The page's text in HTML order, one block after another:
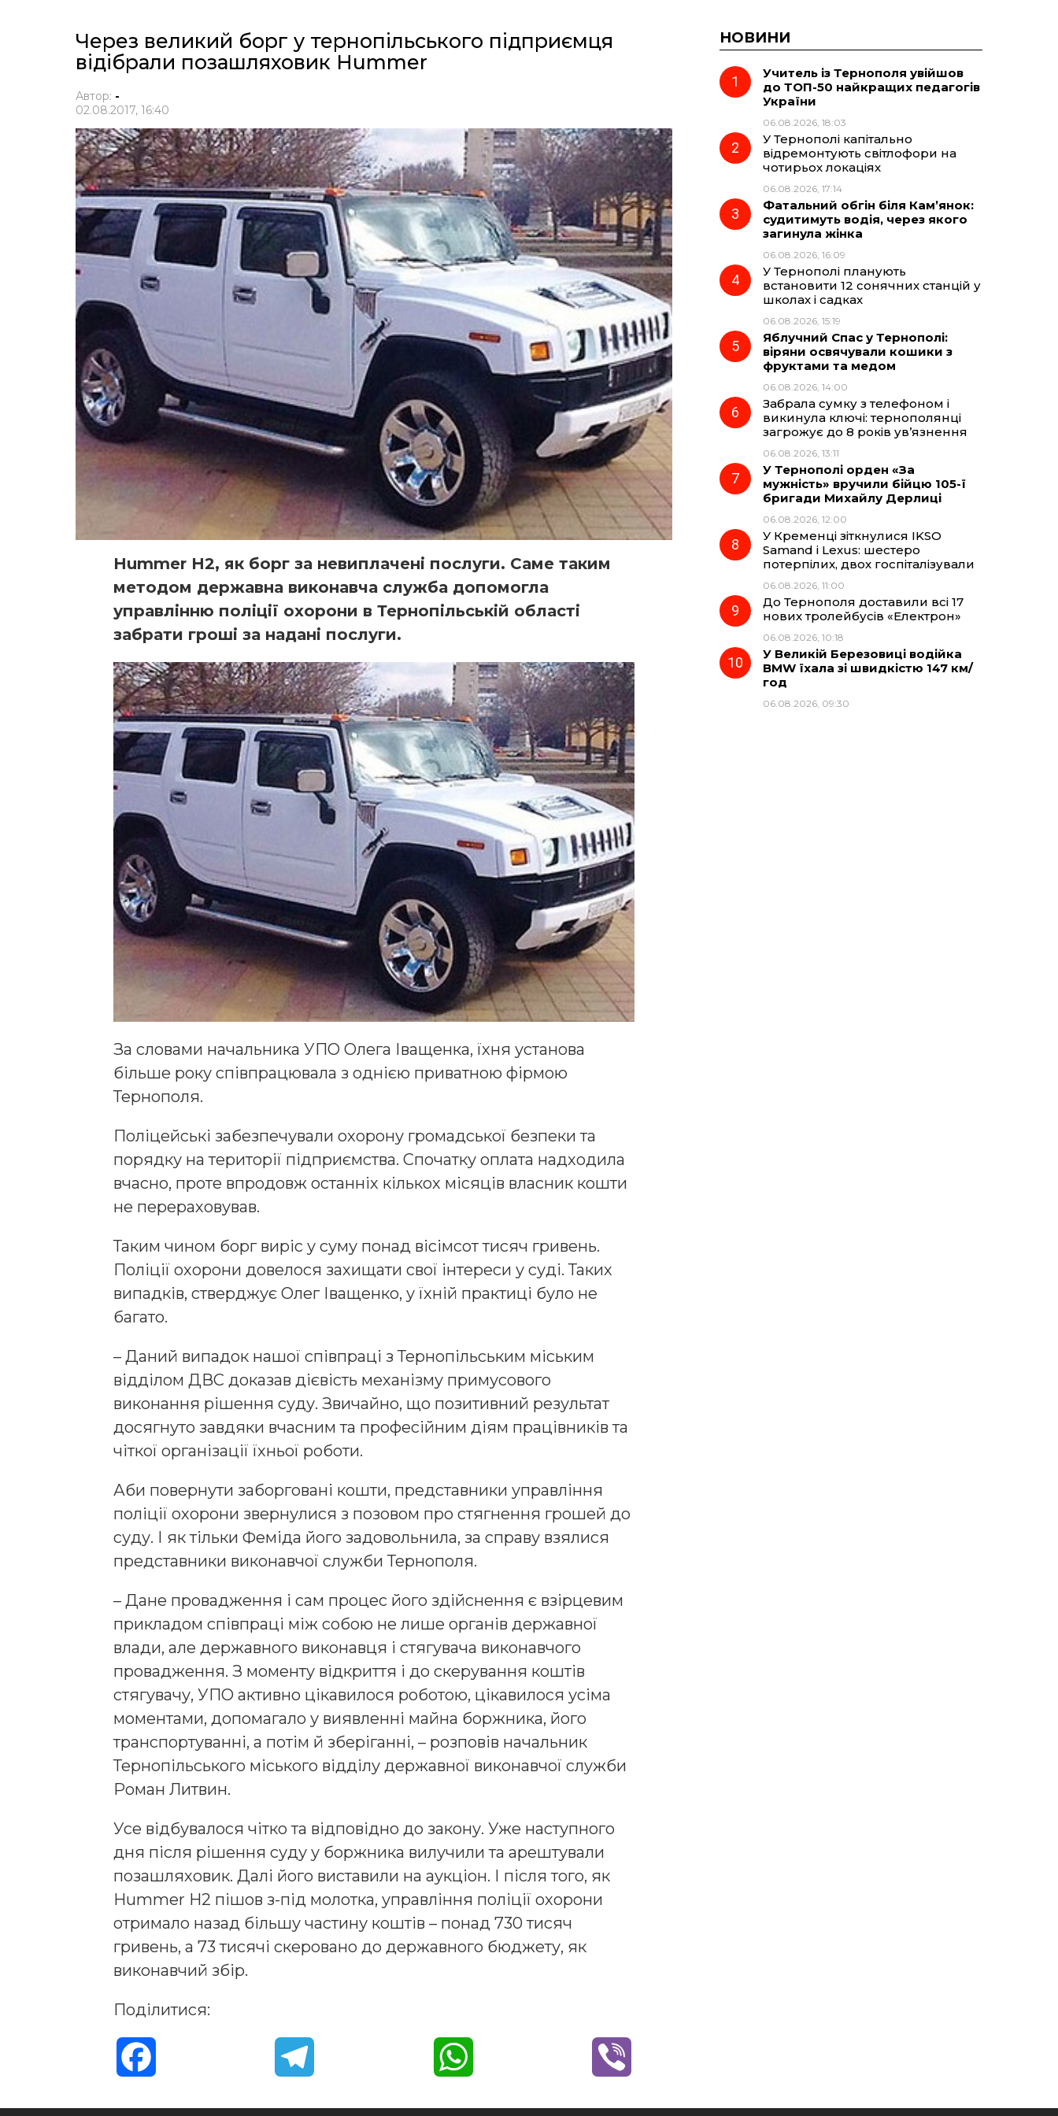
Через великий борг у тернопільського підприємця
відібрали позашляховик Hummer
Автор: -
02.08.2017, 16:40
Hummer H2, як борг за невиплачені послуги. Саме таким
методом державна виконавча служба допомогла
управлінню поліції охорони в Тернопільській області
забрати гроші за надані послуги.
За словами начальника УПО Олега Іващенка, їхня установа
більше року співпрацювала з однією приватною фірмою
Тернополя.
Поліцейські забезпечували охорону громадської безпеки та
порядку на території підприємства. Спочатку оплата надходила
вчасно, проте впродовж останніх кількох місяців власник кошти
не перераховував.
Таким чином борг виріс у суму понад вісімсот тисяч гривень.
Поліції охорони довелося захищати свої інтереси у суді. Таких
випадків, стверджує Олег Іващенко, у їхній практиці було не
багато.
– Даний випадок нашої співпраці з Тернопільським міським
відділом ДВС доказав дієвість механізму примусового
виконання рішення суду. Звичайно, що позитивний результат
досягнуто завдяки вчасним та професійним діям працівників та
чіткої організації їхньої роботи.
Аби повернути заборговані кошти, представники управління
поліції охорони звернулися з позовом про стягнення грошей до
суду. І як тільки Феміда його задовольнила, за справу взялися
представники виконавчої служби Тернополя.
– Дане провадження і сам процес його здійснення є взірцевим
прикладом співпраці між собою не лише органів державної
влади, але державного виконавця і стягувача виконавчого
провадження. З моменту відкриття і до скерування коштів
стягувачу, УПО активно цікавилося роботою, цікавилося усіма
моментами, допомагало у виявленні майна боржника, його
транспортуванні, а потім й зберіганні, – розповів начальник
Тернопільського міського відділу державної виконавчої служби
Роман Литвин.
Усе відбувалося чітко та відповідно до закону. Уже наступного
дня після рішення суду у боржника вилучили та арештували
позашляховик. Далі його виставили на аукціон. І після того, як
Hummer H2 пішов з-під молотка, управління поліції охорони
отримало назад більшу частину коштів – понад 730 тисяч
гривень, а 73 тисячі скеровано до державного бюджету, як
виконавчий збір.
Поділитися:
НОВИНИ
Учитель із Тернополя увійшов
до ТОП-50 найкращих педагогів
України
06.08.2026, 18:03
У Тернополі капітально
відремонтують світлофори на
чотирьох локаціях
06.08.2026, 17:14
Фатальний обгін біля Кам’янок:
судитимуть водія, через якого
загинула жінка
06.08.2026, 16:09
У Тернополі планують
встановити 12 сонячних станцій у
школах і садках
06.08.2026, 15:19
Яблучний Спас у Тернополі:
віряни освячували кошики з
фруктами та медом
06.08.2026, 14:00
Забрала сумку з телефоном і
викинула ключі: тернополянці
загрожує до 8 років ув’язнення
06.08.2026, 13:11
У Тернополі орден «За
мужність» вручили бійцю 105-ї
бригади Михайлу Дерлиці
06.08.2026, 12:00
У Кременці зіткнулися IKSO
Samand і Lexus: шестеро
потерпілих, двох госпіталізували
06.08.2026, 11:00
До Тернополя доставили всі 17
нових тролейбусів «Електрон»
06.08.2026, 10:18
У Великій Березовиці водійка
BMW їхала зі швидкістю 147 км/
год
06.08.2026, 09:30